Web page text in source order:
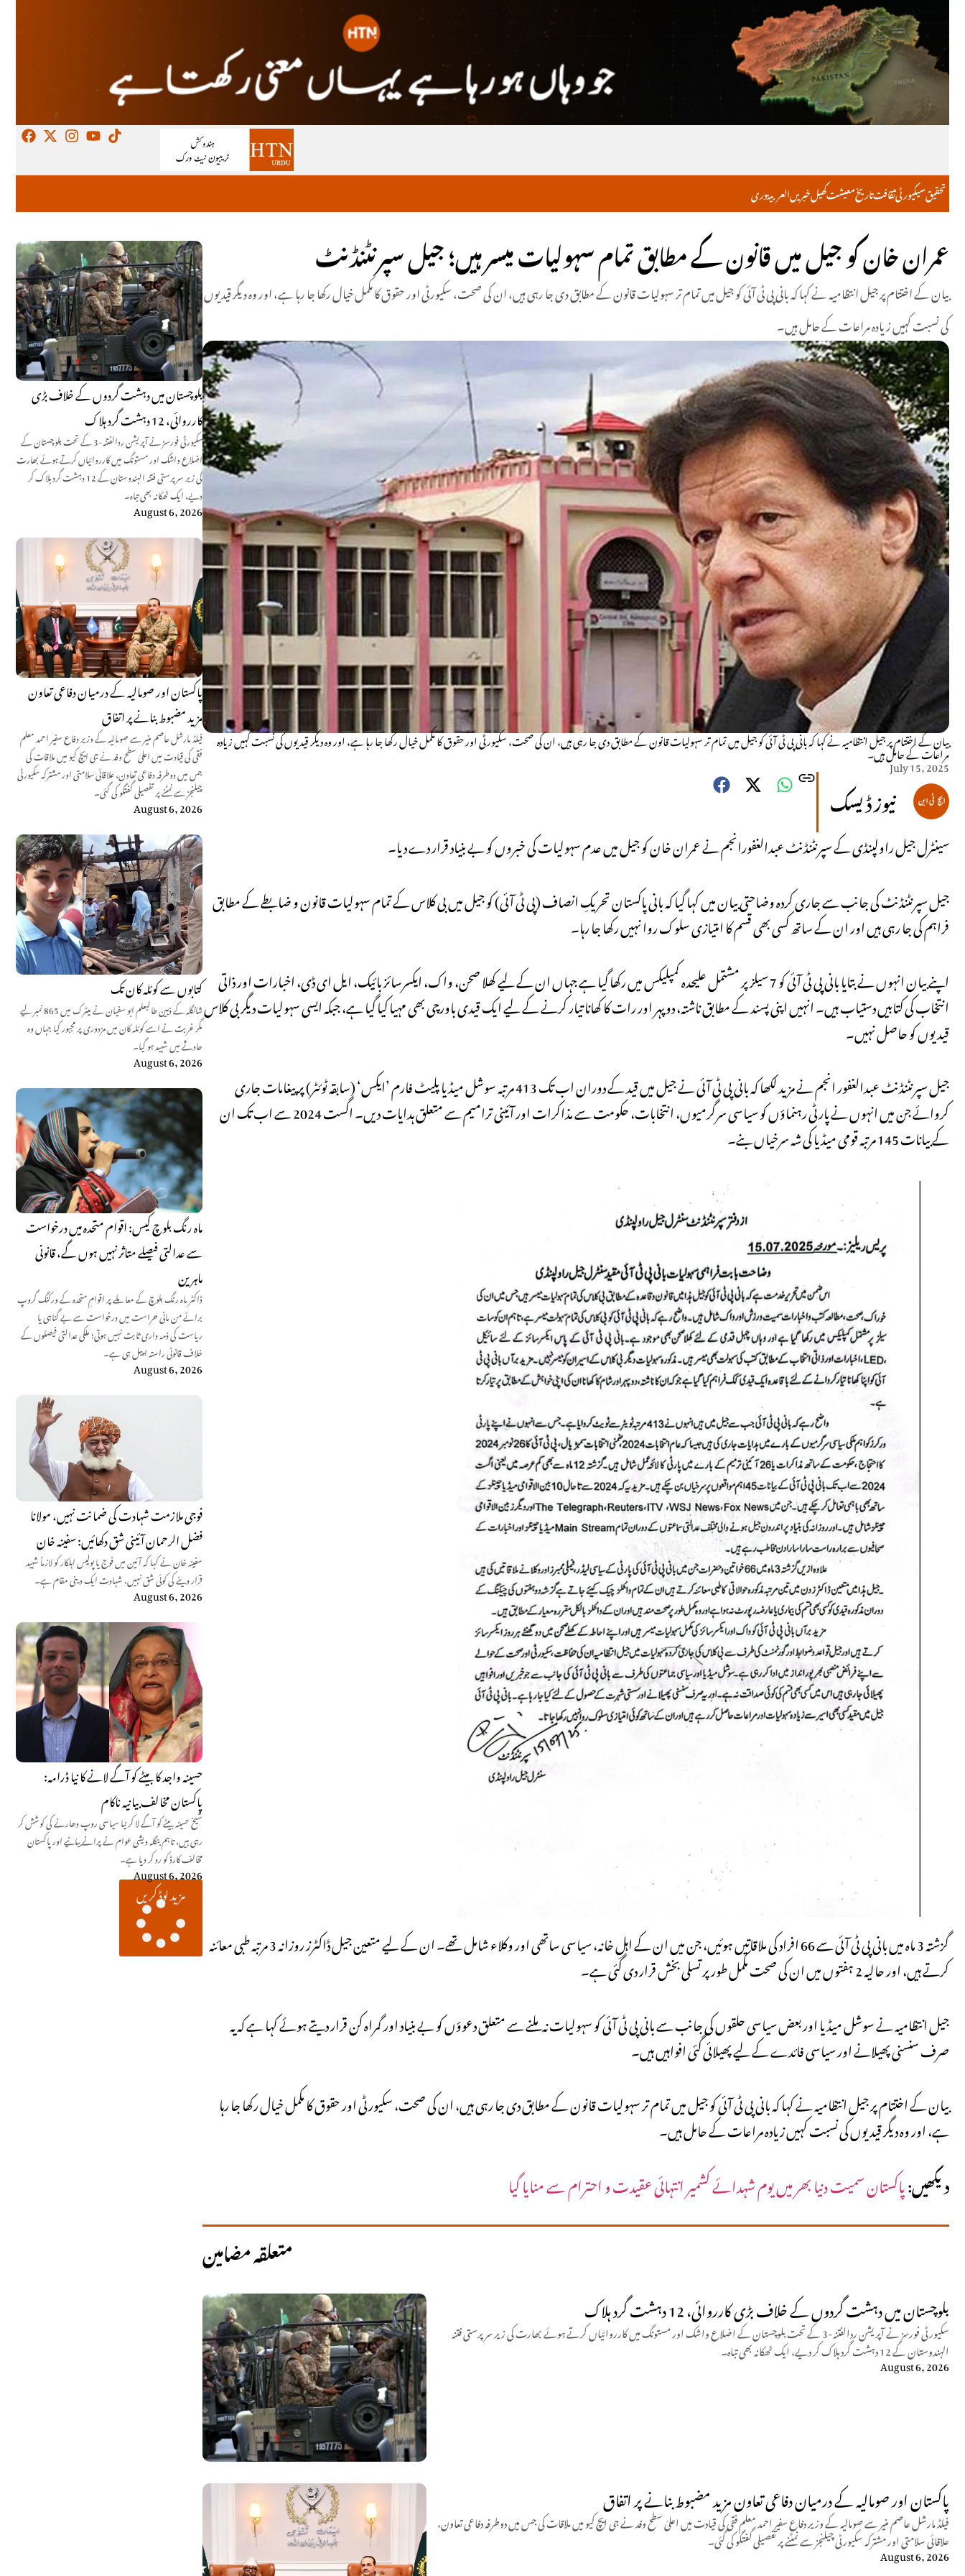
خبریںکھیلمعیشتتاریخثقافتسیکیورٹیتحقیق دریالعربية
بلوچستان میں دہشت گردوں کے خلاف بڑی
کارروائی، 12 دہشت گرد ہلاک
سکیورٹی فورسز نے آپریشن ردالفتنہ-3 کے تحت بلوچستان کے
اضلاع واشک اور مستونگ میں کارروائیاں کرتے ہوئے بھارت
کی زیر سرپرستی فتنہ الہندوستان کے 12 دہشت گرد ہلاک کر
دیے، ایک ٹھکانہ بھی تباہ۔
August 6, 2026
پاکستان اور صومالیہ کے درمیان دفاعی تعاون
مزید مضبوط بنانے پر اتفاق
فیلڈ مارشل عاصم منیر سے صومالیہ کے وزیر دفاع سفیر احمد معلم
فقی کی قیادت میں اعلیٰ سطح وفد نے جی ایچ کیو میں ملاقات کی
جس میں دوطرفہ دفاعی تعاون، علاقائی سلامتی اور مشترکہ سکیورٹی
چیلنجز سے نمٹنے پر تفصیلی گفتگو کی گئی۔
August 6, 2026
کتابوں سے کوئلہ کان تک
شانگلہ کے ذہین طالبعلم ابو سفیان نے میٹرک میں 865 نمبر لیے
مگر غربت نے اسے کوئلہ کان میں مزدوری پر مجبور کیا جہاں وہ
حادثے میں شہید ہو گیا۔
August 6, 2026
ماہ رنگ بلوچ کیس: اقوام متحدہ میں درخواست
سے عدالتی فیصلے متاثر نہیں ہوں گے، قانونی
ماہرین
ڈاکٹر ماہ رنگ بلوچ کے معاملے پر اقوامِ متحدہ کے ورکنگ گروپ
برائے من مانی حراست میں درخواست سے بے گناہی یا
ریاست کی ذمہ داری ثابت نہیں ہوتی؛ ملکی عدالتی فیصلوں کے
خلاف قانونی راستہ اپیل ہی ہے۔
August 6, 2026
فوجی ملازمت شہادت کی ضمانت نہیں، مولانا
فضل الرحمان آئینی شق دکھائیں: سفینہ خان
سفینہ خان نے کہا کہ آئین میں فوج یا پولیس اہلکار کو لازماً شہید
قرار دینے کی کوئی شق نہیں، شہادت ایک دینی مقام ہے۔
August 6, 2026
حسینہ واجد کا بیٹے کو آگے لانے کا نیا ڈرامہ:
پاکستان مخالف بیانیہ ناکام
شیخ حسینہ بیٹے کو آگے لا کر نیا سیاسی روپ دھارنے کی کوشش کر
رہی ہیں، تاہم بنگلہ دیشی عوام نے پرانے بیانیے اور پاکستان
مخالف کارڈ کو رد کر دیا ہے۔
August 6, 2026
مزید لوڈ کریں
عمران خان کو جیل میں قانون کے مطابق تمام سہولیات میسر ہیں؛ جیل سپرنٹنڈنٹ
بیان کے اختتام پر جیل انتظامیہ نے کہا کہ بانی پی ٹی آئی کو جیل میں تمام تر سہولیات قانون کے مطابق دی جا رہی ہیں، ان کی صحت، سکیورٹی اور حقوق کا مکمل خیال رکھا جا رہا ہے، اور وہ دیگر قیدیوں
کی نسبت کہیں زیادہ مراعات کے حامل ہیں۔
بیان کے اختتام پر جیل انتظامیہ نے کہا کہ بانی پی ٹی آئی کو جیل میں تمام تر سہولیات قانون کے مطابق دی جا رہی ہیں، ان کی صحت، سکیورٹی اور حقوق کا مکمل خیال رکھا جا رہا ہے، اور وہ دیگر قیدیوں کی نسبت کہیں زیادہ
مراعات کے حامل ہیں۔
July 15, 2025
نیوز ڈیسک
سینٹرل جیل راولپنڈی کے سپرنٹنڈنٹ عبدالغفورانجم نے عمران خان کو جیل میں عدم سہولیات کی خبروں کو بے بنیاد قرار دے دیا۔
جیل سپرنٹنڈنٹ کی جانب سے جاری کردہ وضاحتی بیان میں کہا گیا کہ بانی پاکستان تحریکِ انصاف (پی ٹی آئی) کو جیل میں بی کلاس کے تمام سہولیات قانون و ضابطے کے مطابق
فراہم کی جا رہی ہیں اور ان کے ساتھ کسی بھی قسم کا امتیازی سلوک روا نہیں رکھا جا رہا۔
اپنے بیان انہوں نے بتایا بانی پی ٹی آئی کو 7 سیلز پر مشتمل علیحدہ کمپلیکس میں رکھا گیا ہے جہاں ان کے لیے کھلا صحن، واک، ایکسرسائز بائیک، ایل ای ڈی، اخبارات اور ذاتی
انتخاب کی کتابیں دستیاب ہیں۔ انہیں اپنی پسند کے مطابق ناشتہ، دوپہر اور رات کا کھانا تیار کرنے کے لیے ایک قیدی باورچی بھی مہیا کیا گیا ہے، جبکہ ایسی سہولیات دیگر بی کلاس
قیدیوں کو حاصل نہیں۔
جیل سپرنٹنڈنٹ عبدالغفور انجم نے مزید لکھا کہ بانی پی ٹی آئی نے جیل میں قید کے دوران اب تک 413 مرتبہ سوشل میڈیا پلیٹ فارم ’ایکس‘ (سابقہ ٹوئٹر) پر پیغامات جاری
کروائے جن میں انہوں نے پارٹی رہنماؤں کو سیاسی سرگرمیوں، انتخابات، حکومت سے مذاکرات اور آئینی ترامیم سے متعلق ہدایات دیں۔ اگست 2024 سے اب تک ان
کے بیانات 145 مرتبہ قومی میڈیا کی شہ سرخیاں بنے۔
گزشتہ 3 ماہ میں بانی پی ٹی آئی سے 66 افراد کی ملاقاتیں ہوئیں، جن میں ان کے اہلِ خانہ، سیاسی ساتھی اور وکلاء شامل تھے۔ ان کے لیے متعین جیل ڈاکٹرز روزانہ 3 مرتبہ طبی معائنہ
کرتے ہیں، اور حالیہ 2 ہفتوں میں ان کی صحت مکمل طور پر تسلی بخش قرار دی گئی ہے۔
جیل انتظامیہ نے سوشل میڈیا اور بعض سیاسی حلقوں کی جانب سے بانی پی ٹی آئی کو سہولیات نہ ملنے سے متعلق دعوؤں کو بے بنیاد اور گمراہ کن قرار دیتے ہوئے کہا ہے کہ یہ
صرف سنسنی پھیلانے اور سیاسی فائدے کے لیے پھیلائی گئی افواہیں ہیں۔
بیان کے اختتام پر جیل انتظامیہ نے کہا کہ بانی پی ٹی آئی کو جیل میں تمام تر سہولیات قانون کے مطابق دی جا رہی ہیں، ان کی صحت، سکیورٹی اور حقوق کا مکمل خیال رکھا جا رہا
ہے، اور وہ دیگر قیدیوں کی نسبت کہیں زیادہ مراعات کے حامل ہیں۔
دیکھیں:پاکستان سمیت دنیا بھر میں یوم شہدائے کشمیر انتہائی عقیدت و احترام سے منایا گیا
متعلقہ مضامین
بلوچستان میں دہشت گردوں کے خلاف بڑی کارروائی، 12 دہشت گرد ہلاک
سکیورٹی فورسز نے آپریشن ردالفتنہ-3 کے تحت بلوچستان کے اضلاع واشک اور مستونگ میں کارروائیاں کرتے ہوئے بھارت کی زیر سرپرستی فتنہ
الہندوستان کے 12 دہشت گرد ہلاک کر دیے، ایک ٹھکانہ بھی تباہ۔
August 6, 2026
پاکستان اور صومالیہ کے درمیان دفاعی تعاون مزید مضبوط بنانے پر اتفاق
فیلڈ مارشل عاصم منیر سے صومالیہ کے وزیر دفاع سفیر احمد معلم فقی کی قیادت میں اعلیٰ سطح وفد نے جی ایچ کیو میں ملاقات کی جس میں دوطرفہ دفاعی تعاون،
علاقائی سلامتی اور مشترکہ سکیورٹی چیلنجز سے نمٹنے پر تفصیلی گفتگو کی گئی۔
August 6, 2026